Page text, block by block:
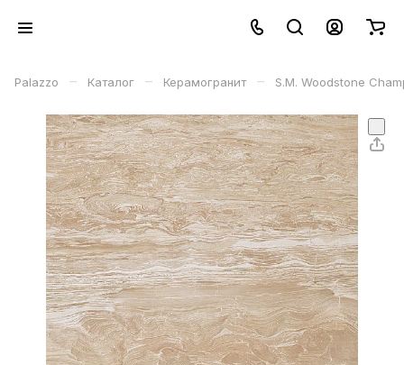
Palazzo – Каталог – Керамогранит – S.M. Woodstone